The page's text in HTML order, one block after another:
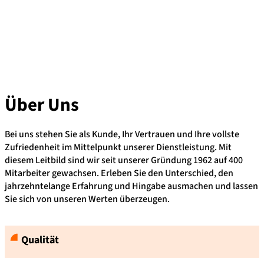
ÜberUns
Bei uns stehen Sie als Kunde, Ihr Vertrauen und Ihre vollste
Zufriedenheit im Mittelpunkt unserer Dienstleistung. Mit
diesem Leitbild sind wir seit unserer Gründung 1962 auf 400
Mitarbeiter gewachsen. Erleben Sie den Unterschied, den
jahrzehntelange Erfahrung und Hingabe ausmachen und lassen
Sie sich von unseren Werten überzeugen.
Qualität